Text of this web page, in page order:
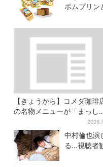
ポムプリ
【きょうから】コメダ珈琲
の名物メニューが「まっし
ろ」に…期間限定の2品が
中村倫也演
る…視聴者